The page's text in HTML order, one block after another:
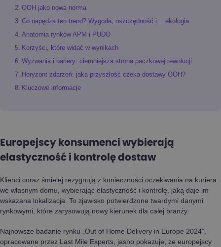
OOH jako nowa norma
Co napędza ten trend? Wygoda, oszczędność i… ekologia
Anatomia rynków APM i PUDO
Korzyści, które widać w wynikach
Wyzwania i bariery: ciemniejsza strona paczkowej rewolucji
Horyzont zdarzeń: jaka przyszłość czeka dostawy OOH?
Kluczowe informacje
Europejscy konsumenci wybierają
elastyczność i kontrolę dostaw
Klienci coraz śmielej rezygnują z konieczności oczekiwania na kuriera
we własnym domu, wybierając elastyczność i kontrolę, jaką daje im
wskazana lokalizacja. To zjawisko potwierdzone twardymi danymi
rynkowymi, które zarysowują nowy kierunek dla całej branży.
Najnowsze badanie rynku „Out of Home Delivery in Europe 2024”,
opracowane przez Last Mile Experts, jasno pokazuje, że europejscy